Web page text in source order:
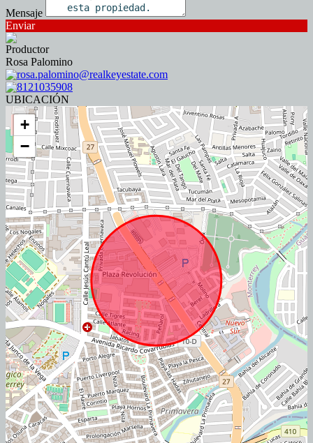
Mensaje
Enviar
Productor
Rosa Palomino
rosa.palomino@realkeyestate.com
8121035908
UBICACIÓN
+
−